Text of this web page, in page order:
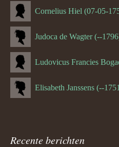
Cornelius Hiel (07-05-
Judoca de Wagter (--
Elisabeth Janssens (--
Recente berichten